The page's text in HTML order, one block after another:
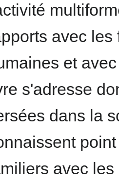
avec
et
s'adresse
dans la
avec